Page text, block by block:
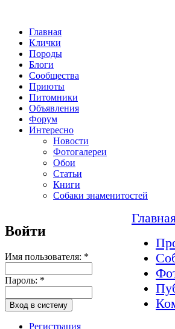
Главная
Клички
Породы
Блоги
Сообщества
Приюты
Питомники
Объявления
Форум
Интересно
Новости
Фотогалереи
Обои
Статьи
Книги
Собаки знаменитостей
Войти
Имя пользователя: *
Пароль: *
Регистрация